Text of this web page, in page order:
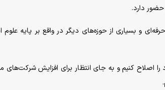
دارد.
و بسیاری از حوزه‌های دیگر در واقع بر پایه علوم
را اصلاح کنیم و به جای انتظار برای افزایش شرکت‌های